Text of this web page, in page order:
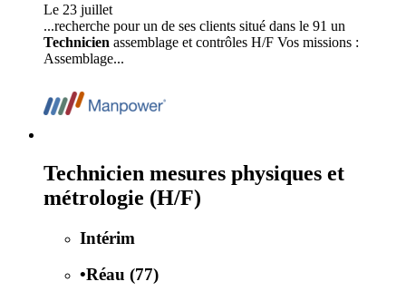
Le 23 juillet
...recherche pour un de ses clients situé dans le 91 un
Technicien assemblage et contrôles H/F Vos missions :
Assemblage...
Technicien mesures physiques et
métrologie (H/F)
Intérim
•Réau (77)